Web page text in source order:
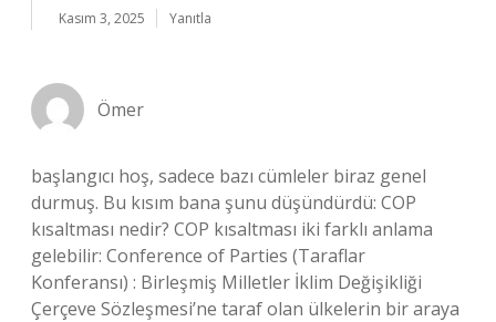
Kasım 3, 2025 Yanıtla
Ömer
başlangıcı hoş, sadece bazı cümleler biraz genel
durmuş. Bu kısım bana şunu düşündürdü: COP
kısaltması nedir? COP kısaltması iki farklı anlama
gelebilir: Conference of Parties (Taraflar
Konferansı) : Birleşmiş Milletler İklim Değişikliği
Çerçeve Sözleşmesi’ne taraf olan ülkelerin bir araya